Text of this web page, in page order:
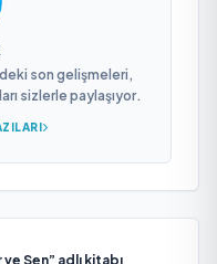
son gelişmeleri,
sizlerle paylaşıyor.
Sen” adlı kitabı